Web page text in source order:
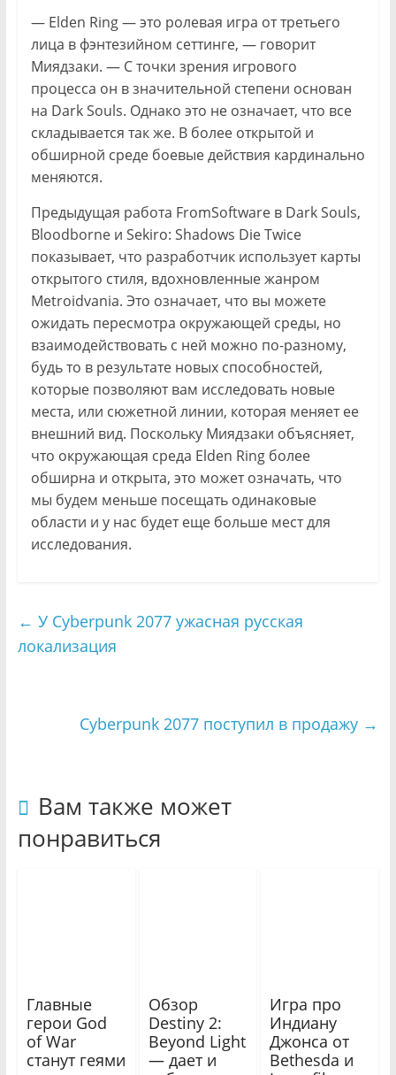
— Elden Ring — это ролевая игра от третьего
лица в фэнтезийном сеттинге, — говорит
Миядзаки. — С точки зрения игрового
процесса он в значительной степени основан
на Dark Souls. Однако это не означает, что все
складывается так же. В более открытой и
обширной среде боевые действия кардинально
меняются.
Предыдущая работа FromSoftware в Dark Souls,
Bloodborne и Sekiro: Shadows Die Twice
показывает, что разработчик использует карты
открытого стиля, вдохновленные жанром
Metroidvania. Это означает, что вы можете
ожидать пересмотра окружающей среды, но
взаимодействовать с ней можно по-разному,
будь то в результате новых способностей,
которые позволяют вам исследовать новые
места, или сюжетной линии, которая меняет ее
внешний вид. Поскольку Миядзаки объясняет,
что окружающая среда Elden Ring более
обширна и открыта, это может означать, что
мы будем меньше посещать одинаковые
области и у нас будет еще больше мест для
исследования.
← У Cyberpunk 2077 ужасная русская
локализация
Cyberpunk 2077 поступил в продажу →
Вам также может
понравиться
Главные
герои God
of War
станут геями
Обзор
Destiny 2:
Beyond Light
— дает и
Игра про
Индиану
Джонса от
Bethesda и